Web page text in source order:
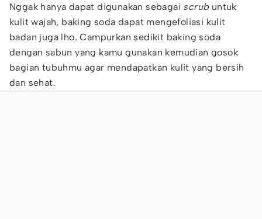
Nggak hanya dapat digunakan sebagai scrub untuk
kulit wajah, baking soda dapat mengefoliasi kulit
badan juga lho. Campurkan sedikit baking soda
dengan sabun yang kamu gunakan kemudian gosok
bagian tubuhmu agar mendapatkan kulit yang bersih
dan sehat.